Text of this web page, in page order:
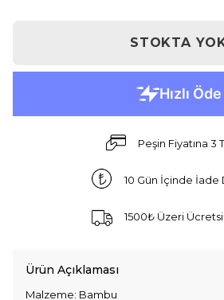
STOKTA
Peşin Fiyatına 3
10 Gün İçinde İade
1500₺ Üzeri
Ürün Açıklaması
Malzeme: Bambu